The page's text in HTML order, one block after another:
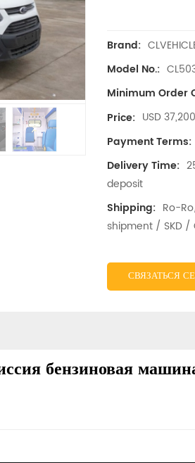
Brand:
Model No.:
Minimum Order
Price: USD
Payment Terms:
Delivery Time:
deposit
Shipping: Ro-
shipment / SKD /
СВЯЗАТЬСЯ
бензиновая